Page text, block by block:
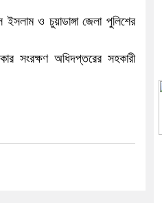
ও চুয়াডাঙ্গা জেলা পুলিশের
সংরক্ষণ অধিদপ্তরের সহকারী